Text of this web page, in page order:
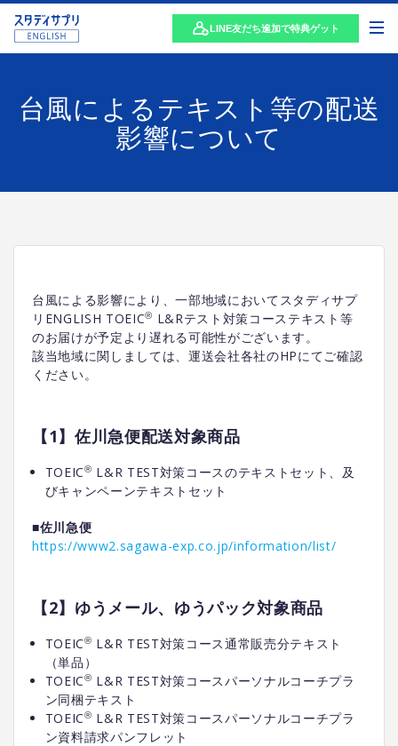
LINE友だち追加で特典ゲット
台風によるテキスト等の配送
影響について
台風による影響により、一部地域においてスタディサプ
リENGLISH TOEIC® L&Rテスト対策コーステキスト等
のお届けが予定より遅れる可能性がございます。
該当地域に関しましては、運送会社各社のHPにてご確認
ください。
【1】佐川急便配送対象商品
TOEIC® L&R TEST対策コースのテキストセット、及
びキャンペーンテキストセット
■佐川急便
https://www2.sagawa-exp.co.jp/information/list/
【2】ゆうメール、ゆうパック対象商品
TOEIC® L&R TEST対策コース通常販売分テキスト
（単品）
TOEIC® L&R TEST対策コースパーソナルコーチプラ
ン同梱テキスト
TOEIC® L&R TEST対策コースパーソナルコーチプラ
ン資料請求パンフレット